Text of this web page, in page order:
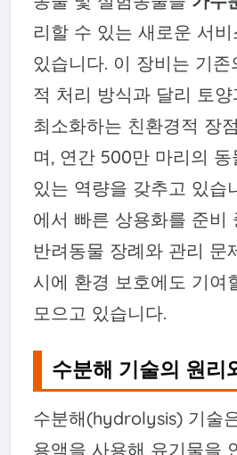
리할 수 있는 새로운 서
있습니다. 이 장비는 기
적 처리 방식과 달리 토
최소화하는 친환경적 장
며, 연간 500만 마리의
있는 역량을 갖추고 있습
에서 빠른 상용화를 준비
반려동물 장례와 관리 문
시에 환경 보호에도 기여
모으고 있습니다.
수분해 기술의 원리
수분해(hydrolysis) 기술
용액을 사용해 유기물을